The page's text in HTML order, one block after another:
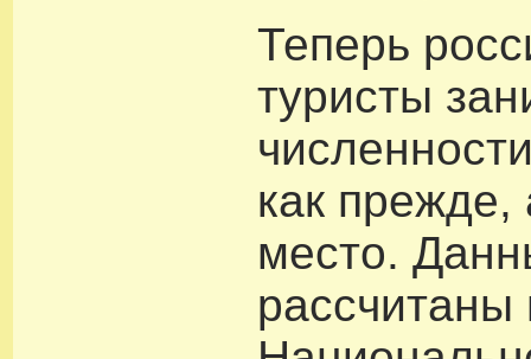
Теперь
туристы
как прежде,
место.
рассчитаны